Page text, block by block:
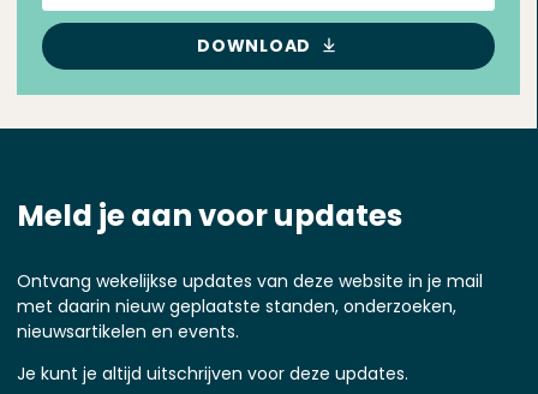
DOWNLOAD
Meld je aan voor updates
Ontvang wekelijkse updates van deze website in je mail
met daarin nieuw geplaatste standen, onderzoeken,
nieuwsartikelen en events.
Je kunt je altijd uitschrijven voor deze updates.